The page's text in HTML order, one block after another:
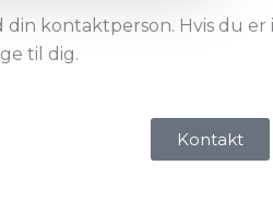
din kontaktperson. Hvis du er
til dig.
Kontakt